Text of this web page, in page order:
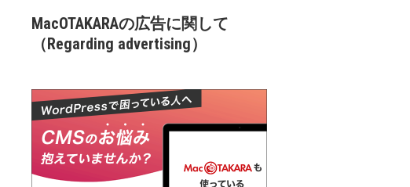
MacOTAKARAの広告に関して
（Regarding advertising）